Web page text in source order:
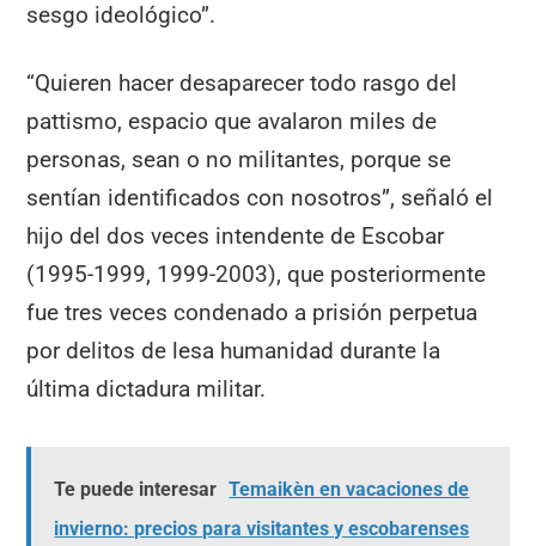
sesgo ideológico”.
“Quieren hacer desaparecer todo rasgo del
pattismo, espacio que avalaron miles de
personas, sean o no militantes, porque se
sentían identificados con nosotros”, señaló el
hijo del dos veces intendente de Escobar
(1995-1999, 1999-2003), que posteriormente
fue tres veces condenado a prisión perpetua
por delitos de lesa humanidad durante la
última dictadura militar.
Te puede interesar Temaikèn en vacaciones de
invierno: precios para visitantes y escobarenses